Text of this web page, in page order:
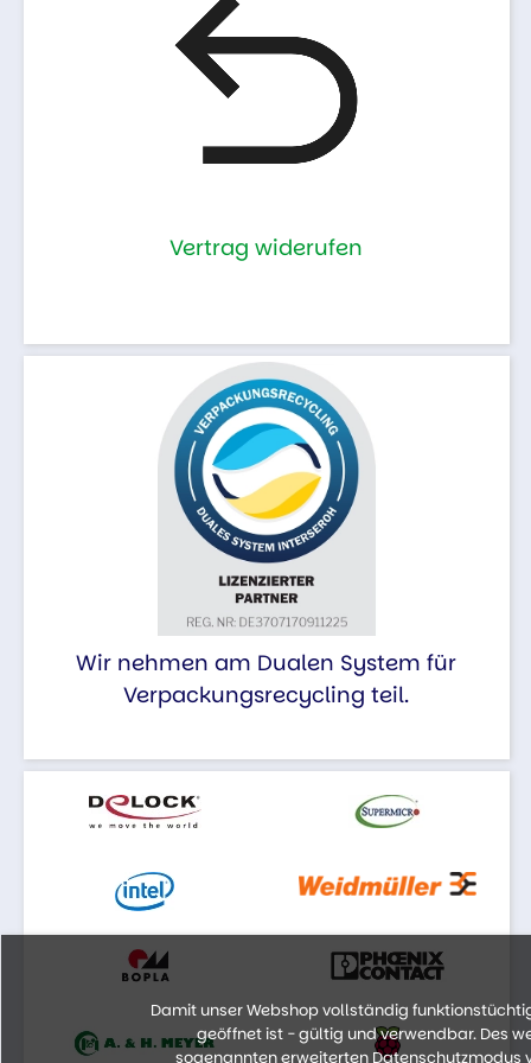
Vertrag widerufen
Wir nehmen am Dualen System für
Verpackungsrecycling teil.
Damit unser Webshop vollständig
geöffnet ist - gültig und verwendbar. Des
sogenannten erweiterten Datenschutzmodus